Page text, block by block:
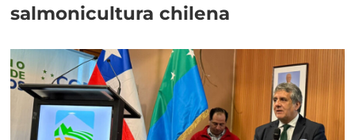
salmonicultura chilena